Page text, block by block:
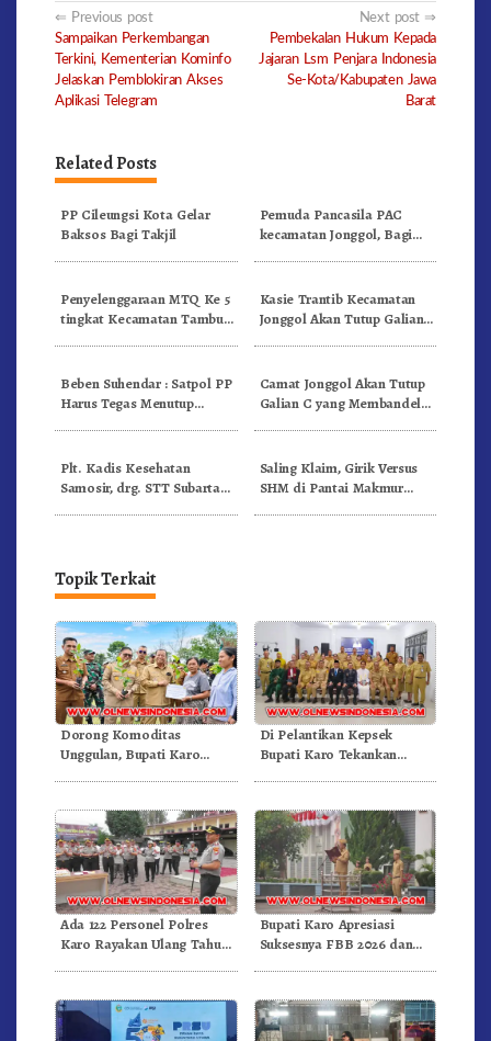
Post
navigation
Previous post
Sampaikan Perkembangan
Terkini, Kementerian Kominfo
Jelaskan Pemblokiran Akses
Aplikasi Telegram
Next post
Pembekalan Hukum Kepada
Jajaran Lsm Penjara Indonesia
Se-Kota/Kabupaten Jawa
Barat
Related Posts
PP Cileungsi Kota Gelar
Baksos Bagi Takjil
Pemuda Pancasila PAC
kecamatan Jonggol, Bagi
Penyelenggaraan MTQ Ke 5
tingkat Kecamatan Tambun
Kasie Trantib Kecamatan
Jonggol Akan Tutup Galian
Beben Suhendar : Satpol PP
Harus Tegas Menutup
Camat Jonggol Akan Tutup
Galian C yang Membandel
Plt. Kadis Kesehatan
Samosir, drg. STT Subarta
Saling Klaim, Girik Versus
SHM di Pantai Makmur
Topik Terkait
Dorong Komoditas
Unggulan, Bupati Karo
Di Pelantikan Kepsek
Bupati Karo Tekankan
Ada 122 Personel Polres
Karo Rayakan Ulang Tahun
Bupati Karo Apresiasi
Suksesnya FBB 2026 dan